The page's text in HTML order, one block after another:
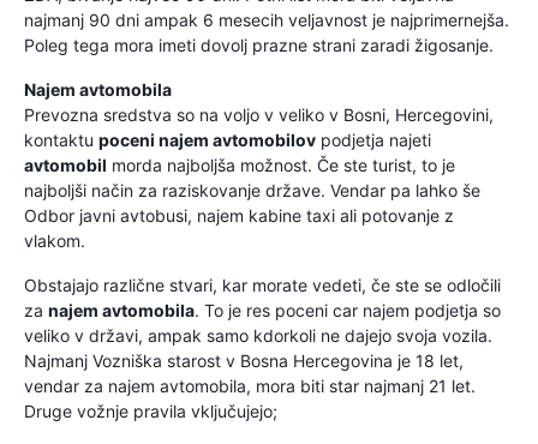
najmanj 90 dni ampak 6 mesecih veljavnost je najprimernejša.
Poleg tega mora imeti dovolj prazne strani zaradi žigosanje.
Najem avtomobila
Prevozna sredstva so na voljo v veliko v Bosni, Hercegovini,
kontaktu poceni najem avtomobilov podjetja najeti
avtomobil morda najboljša možnost. Če ste turist, to je
najboljši način za raziskovanje države. Vendar pa lahko še
Odbor javni avtobusi, najem kabine taxi ali potovanje z
vlakom.
Obstajajo različne stvari, kar morate vedeti, če ste se odločili
za najem avtomobila. To je res poceni car najem podjetja so
veliko v državi, ampak samo kdorkoli ne dajejo svoja vozila.
Najmanj Vozniška starost v Bosna Hercegovina je 18 let,
vendar za najem avtomobila, mora biti star najmanj 21 let.
Druge vožnje pravila vključujejo;